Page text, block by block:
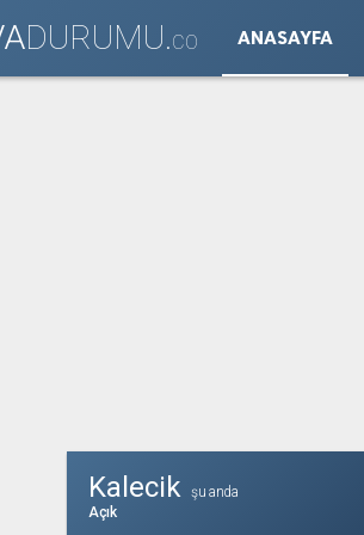
DURUMU.CO ANASAYFA
Kalecik şu anda
Açık